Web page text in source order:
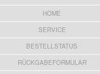
HOME
SERVICE
BESTELLSTATUS
RÜCKGABEFORMULAR